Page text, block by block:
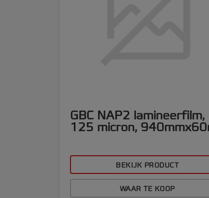
GBC NAP2 lamineerfilm,
125 micron,
BEKIJK PRODUCT
WAAR TE KOOP